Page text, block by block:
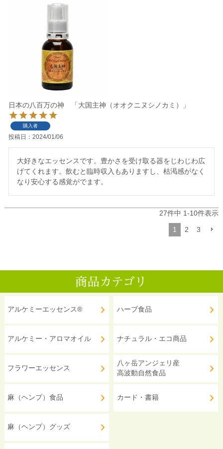
日本の八百万の神 「大国主神（オオクニヌシノカミ）」
購入者
投稿日 2024/01/06
大好きなエッセンスです。豊かさを受け取る器をじわじわ広
げてくれます。飲むと臨時収入もありますし、枯渇感がなく
なり安心する感覚がでます。
27件中 1-10件表示
1 2 3
アルケミーエッセンス®
アルケミー・アロマオイル
フラワーエッセンス
麻（ヘンプ）食品
麻（ヘンプ）グッズ
ハーブ食品
ナチュラル・エコ商品
八ヶ岳アンジェリ産
高波動自然食品
カード・書籍